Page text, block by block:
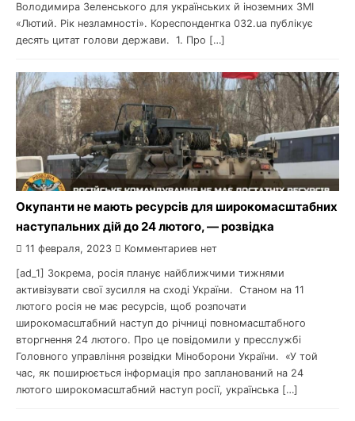
Володимира Зеленського для українських й іноземних ЗМІ
«Лютий. Рік незламності». Кореспондентка 032.ua публікує
десять цитат голови держави. 1. Про […]
Окупанти не мають ресурсів для широкомасштабних
наступальних дій до 24 лютого, — розвідка
11 февраля, 2023 Комментариев нет
[ad_1] Зокрема, росія планує найближчими тижнями
активізувати свої зусилля на сході України. Станом на 11
лютого росія не має ресурсів, щоб розпочати
широкомасштабний наступ до річниці повномасштабного
вторгнення 24 лютого. Про це повідомили у пресслужбі
Головного управління розвідки Міноборони України. «У той
час, як поширюється інформація про запланований на 24
лютого широкомасштабний наступ росії, українська […]